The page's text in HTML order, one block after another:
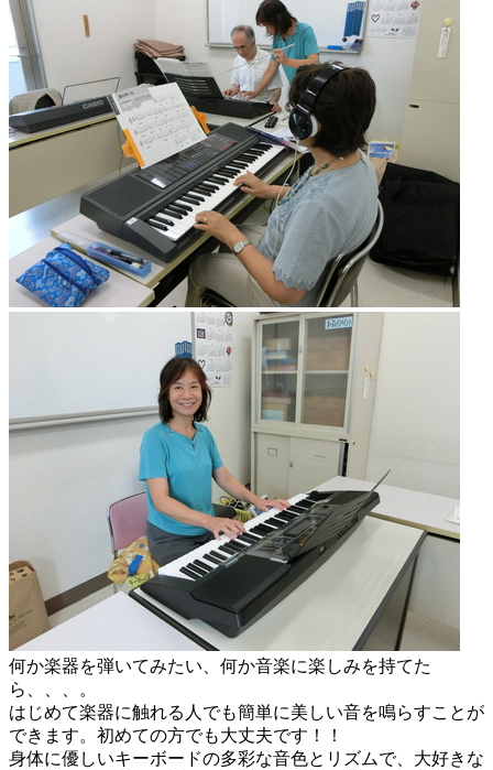
何か楽器を弾いてみたい、何か音楽に楽しみを持てた
ら、、、。
はじめて楽器に触れる人でも簡単に美しい音を鳴らすことが
できます。初めての方でも大丈夫です！！
身体に優しいキーボードの多彩な音色とリズムで、大好きな